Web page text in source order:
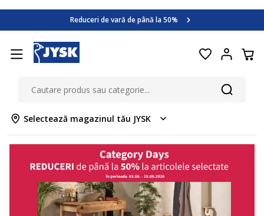
Category Days
Reduceri de vară de până la 50%
Află mai multe >>
Reduceri de vară de până la 50%
Selectează magazinul tău JYSK